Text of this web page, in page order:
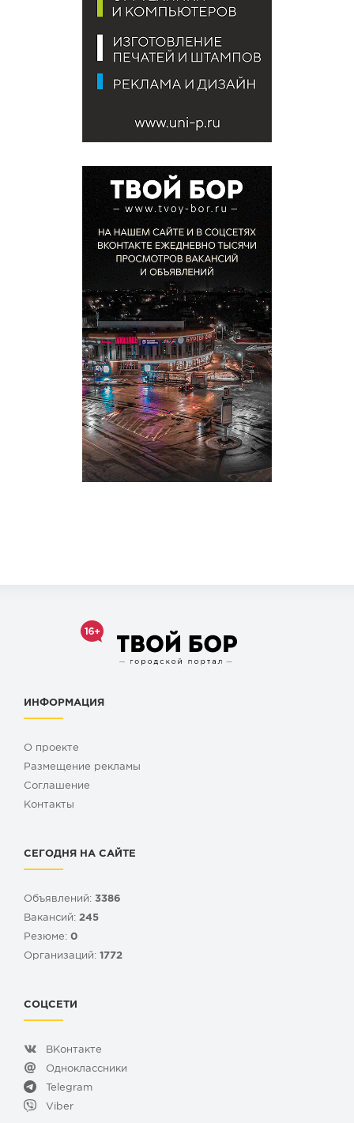
ИНФОРМАЦИЯ
О проекте
Размещение рекламы
Cоглашение
Контакты
СЕГОДНЯ НА САЙТЕ
Объявлений: 3386
Вакансий: 245
Резюме: 0
Организаций: 1772
СОЦСЕТИ
ВКонтакте
Одноклассники
Telegram
Viber